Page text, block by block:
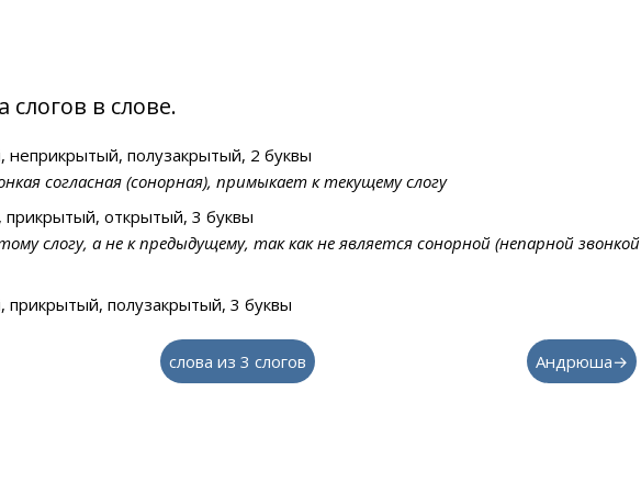
слогов в слове.
полузакрытый, 2 буквы
согласная (сонорная), примыкает к текущему слогу
открытый, 3 буквы
слогу, а не к предыдущему, так как не является сонорной (непарной звонкой
полузакрытый, 3 буквы
слова из 3 слогов Андрюша→